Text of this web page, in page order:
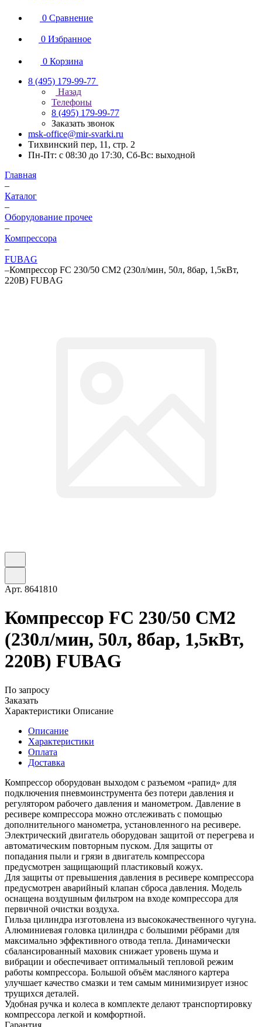
0 Сравнение
0 Избранное
0 Корзина
8 (495) 179-99-77
Назад
Телефоны
8 (495) 179-99-77
Заказать звонок
msk-office@mir-svarki.ru
Тихвинский пер, 11, стр. 2
Пн-Пт: с 08:30 до 17:30, Сб-Вс: выходной
Главная
–
Каталог
–
Оборудование прочее
–
Компрессора
–
FUBAG
–Компрессор FC 230/50 CM2 (230л/мин, 50л, 8бар, 1,5кВт,
220В) FUBAG
Арт. 8641810
Компрессор FC 230/50 CM2
(230л/мин, 50л, 8бар, 1,5кВт,
220В) FUBAG
По запросу
Заказать
Характеристики Описание
Описание
Характеристики
Оплата
Доставка
Компрессор оборудован выходом с разъемом «рапид» для
подключения пневмоинструмента без потери давления и
регулятором рабочего давления и манометром. Давление в
ресивере компрессора можно отслеживать с помощью
дополнительного манометра, установленного на ресивере.
Электрический двигатель оборудован защитой от перегрева и
автоматическим повторным пуском. Для защиты от
попадания пыли и грязи в двигатель компрессора
предусмотрен защищающий пластиковый кожух.
Для защиты от превышения давления в ресивере компрессора
предусмотрен аварийный клапан сброса давления. Модель
оснащена воздушным фильтром на входе компрессора для
первичной очистки воздуха.
Гильза цилиндра изготовлена из высококачественного чугуна.
Алюминиевая головка цилиндра с большими рёбрами для
максимально эффективного отвода тепла. Динамически
сбалансированный маховик снижает уровень шума и
вибрации и обеспечивает оптимальный тепловой режим
работы компрессора. Большой объём масляного картера
улучшает качество смазки и тем самым минимизирует износ
трущихся деталей.
Удобная ручка и колеса в комплекте делают транспортировку
компрессора легкой и комфортной.
Гарантия